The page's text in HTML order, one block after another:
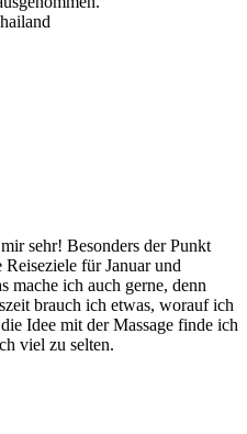
sehr! Besonders der Punkt
für Januar und
mache ich auch gerne, denn
brauch ich etwas, worauf ich
Idee mit der Massage finde ich
viel zu selten.